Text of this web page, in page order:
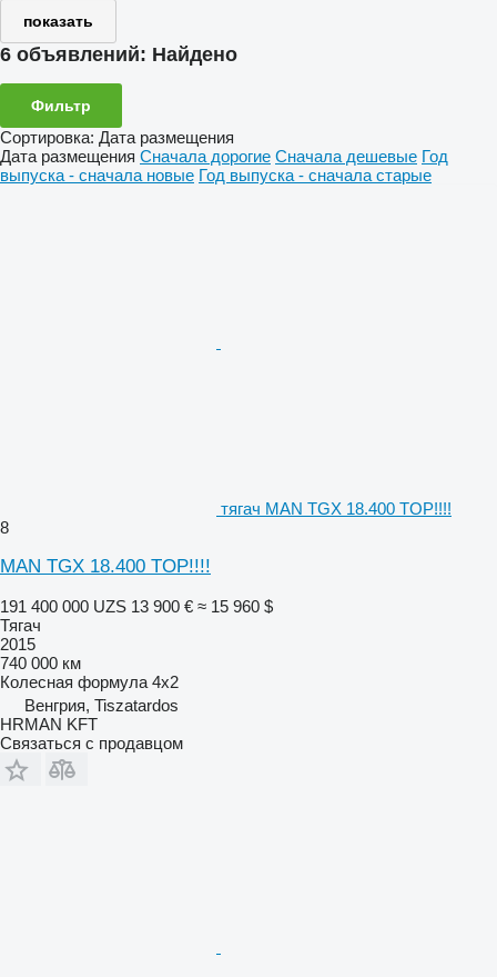
показать
6 объявлений: Найдено
Фильтр
Сортировка: Дата размещения
Дата размещения Сначала дорогие Сначала дешевые Год
выпуска - сначала новые Год выпуска - сначала старые
тягач MAN TGX 18.400 TOP!!!!
8
MAN TGX 18.400 TOP!!!!
191 400 000 UZS 13 900 € ≈ 15 960 $
Тягач
2015
740 000 км
Колесная формула 4x2
Венгрия, Tiszatardos
HRMAN KFT
Связаться с продавцом